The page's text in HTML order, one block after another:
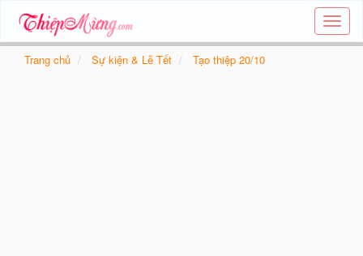
Tạo
thiệp
Trang chủ Sự kiện & Lễ Tết Tạo thiệp 20/10